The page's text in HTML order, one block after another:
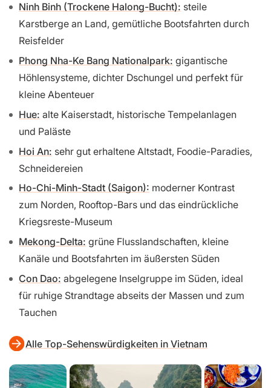
Ninh Binh (Trockene Halong-Bucht): steile
Karstberge an Land, gemütliche Bootsfahrten durch
Reisfelder
Phong Nha-Ke Bang Nationalpark: gigantische
Höhlensysteme, dichter Dschungel und perfekt für
kleine Abenteuer
Hue: alte Kaiserstadt, historische Tempelanlagen
und Paläste
Hoi An: sehr gut erhaltene Altstadt, Foodie-Paradies,
Schneidereien
Ho-Chi-Minh-Stadt (Saigon): moderner Kontrast
zum Norden, Rooftop-Bars und das eindrückliche
Kriegsreste-Museum
Mekong-Delta: grüne Flusslandschaften, kleine
Kanäle und Bootsfahrten im äußersten Süden
Con Dao: abgelegene Inselgruppe im Süden, ideal
für ruhige Strandtage abseits der Massen und zum
Tauchen
Alle Top-Sehenswürdigkeiten in Vietnam